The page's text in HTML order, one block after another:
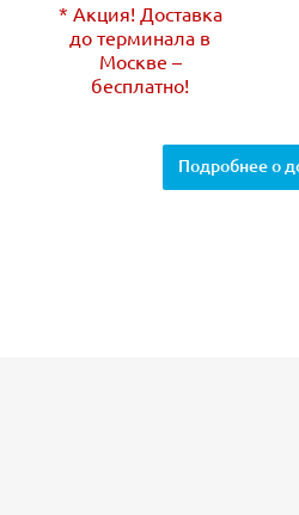
* Акция! Доставка
до терминала в
Москве –
бесплатно!
Подробнее о